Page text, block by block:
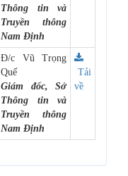
Thông tin và
Truyền thông
Nam Định
Đ/c Vũ Trọng
Quế
Giám đốc, Sở
Thông tin và
Truyền thông
Nam Định
Tải
về